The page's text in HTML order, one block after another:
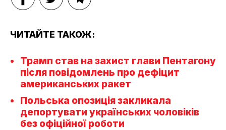
ЧИТАЙТЕ ТАКОЖ:
Трамп став на захист глави Пентагону
після повідомлень про дефіцит
американських ракет
Польська опозиція закликала
депортувати українських чоловіків
без офіційної роботи